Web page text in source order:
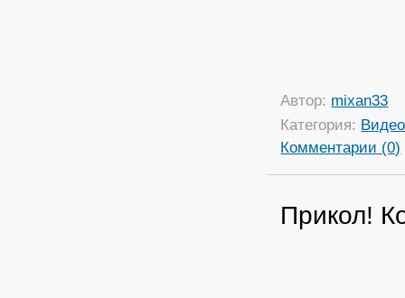
Автор: mixan33
Категория: Видео
Комментарии (0)
Прикол!